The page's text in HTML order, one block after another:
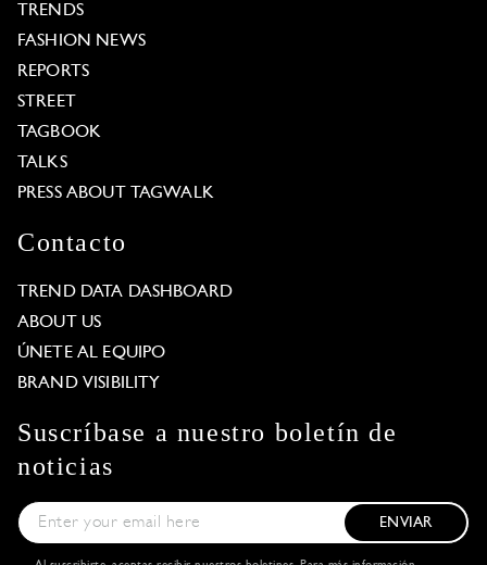
TRENDS
FASHION NEWS
REPORTS
STREET
TAGBOOK
TALKS
PRESS ABOUT TAGWALK
Contacto
TREND DATA DASHBOARD
ABOUT US
ÚNETE AL EQUIPO
BRAND VISIBILITY
Suscríbase a nuestro boletín de
noticias
ENVIAR